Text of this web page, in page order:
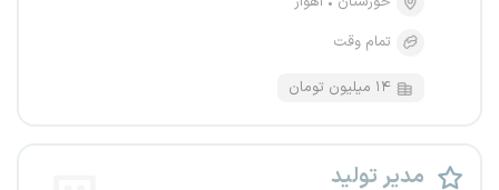
تمام وقت
۱۴ میلیون تومان
مدیر تولید